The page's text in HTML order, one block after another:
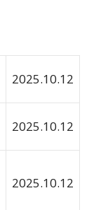
2025.10.12
2025.10.12
2025.10.12